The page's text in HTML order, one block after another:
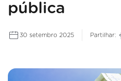
pública
30 setembro 2025 Partilhar: